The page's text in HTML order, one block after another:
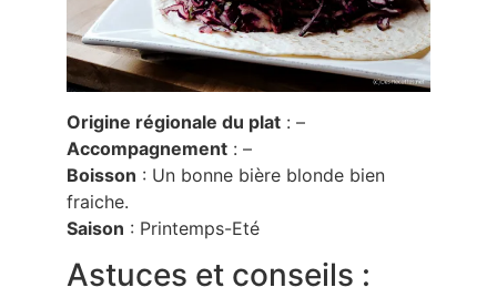
Origine régionale du plat : –
Accompagnement : –
Boisson : Un bonne bière blonde bien
fraiche.
Saison : Printemps-Eté
Astuces et conseils :